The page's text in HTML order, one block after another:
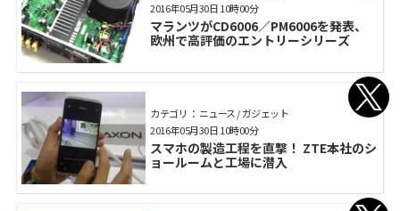
マランツがCD6006／PM6006を発表、
欧州で高評価のエントリーシリーズ
2016年05月30日 10時00分
カテゴリ： ニュース / ガジェット
スマホの製造工程を直撃！ ZTE本社のシ
ョールームと工場に潜入
2016年05月30日 10時00分